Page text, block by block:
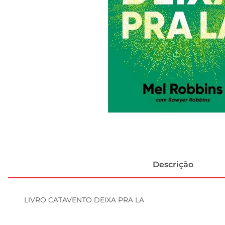
Descrição
LIVRO CATAVENTO DEIXA PRA LA